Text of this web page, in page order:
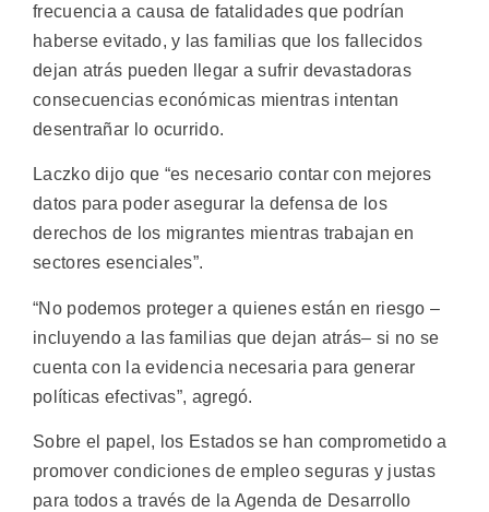
frecuencia a causa de fatalidades que podrían
haberse evitado, y las familias que los fallecidos
dejan atrás pueden llegar a sufrir devastadoras
consecuencias económicas mientras intentan
desentrañar lo ocurrido.
Laczko dijo que “es necesario contar con mejores
datos para poder asegurar la defensa de los
derechos de los migrantes mientras trabajan en
sectores esenciales”.
“No podemos proteger a quienes están en riesgo –
incluyendo a las familias que dejan atrás– si no se
cuenta con la evidencia necesaria para generar
políticas efectivas”, agregó.
Sobre el papel, los Estados se han comprometido a
promover condiciones de empleo seguras y justas
para todos a través de la Agenda de Desarrollo